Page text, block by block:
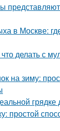
в Москве:
делать с
на зиму:
грядке
простой